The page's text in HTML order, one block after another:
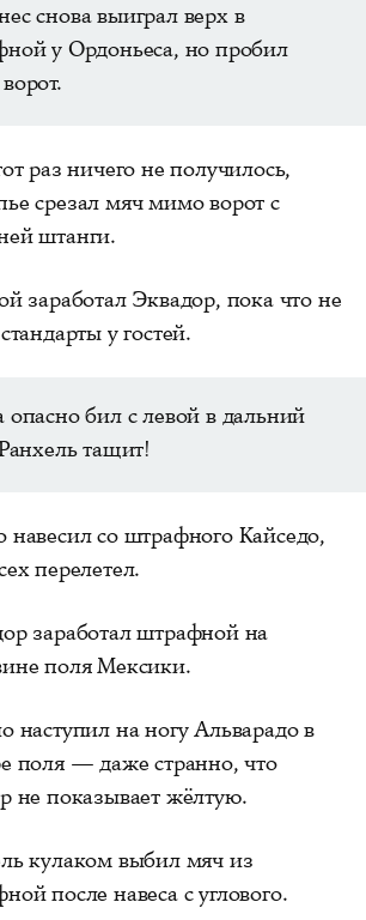
снова выиграл верх в
у Ордоньеса, но пробил
раз ничего не получилось,
срезал мяч мимо ворот с
штанги.
заработал Эквадор, пока что не
у гостей.
опасно бил с левой в дальний
тащит!
навесил со штрафного Кайседо,
перелетел.
заработал штрафной на
поля Мексики.
наступил на ногу Альварадо в
поля — даже странно, что
не показывает жёлтую.
кулаком выбил мяч из
после навеса с углового.